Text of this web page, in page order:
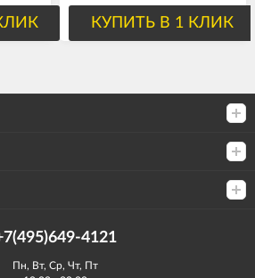
КУПИТЬ В 1 КЛИК
4121
Пн, Вт, Ср, Чт, Пт